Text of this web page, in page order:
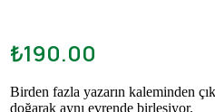
₺190.00
Birden fazla yazarın kaleminden
doğarak aynı evrende birleşiyor.